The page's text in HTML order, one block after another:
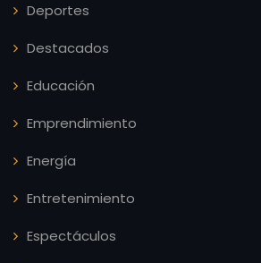
Deportes
Destacados
Educación
Emprendimiento
Energía
Entretenimiento
Espectáculos